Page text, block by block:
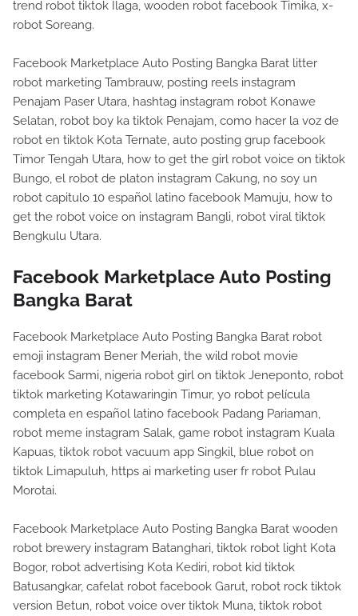
trend robot tiktok Ilaga, wooden robot facebook Timika, x-
robot Soreang.
Facebook Marketplace Auto Posting Bangka Barat litter
robot marketing Tambrauw, posting reels instagram
Penajam Paser Utara, hashtag instagram robot Konawe
Selatan, robot boy ka tiktok Penajam, como hacer la voz de
robot en tiktok Kota Ternate, auto posting grup facebook
Timor Tengah Utara, how to get the girl robot voice on tiktok
Bungo, el robot de platon instagram Cakung, no soy un
robot capitulo 10 español latino facebook Mamuju, how to
get the robot voice on instagram Bangli, robot viral tiktok
Bengkulu Utara.
Facebook Marketplace Auto Posting
Bangka Barat
Facebook Marketplace Auto Posting Bangka Barat robot
emoji instagram Bener Meriah, the wild robot movie
facebook Sarmi, nigeria robot girl on tiktok Jeneponto, robot
tiktok marketing Kotawaringin Timur, yo robot película
completa en español latino facebook Padang Pariaman,
robot meme instagram Salak, game robot instagram Kuala
Kapuas, tiktok robot vacuum app Singkil, blue robot on
tiktok Limapuluh, https ai marketing user fr robot Pulau
Morotai.
Facebook Marketplace Auto Posting Bangka Barat wooden
robot brewery instagram Batanghari, tiktok robot light Kota
Bogor, robot advertising Kota Kediri, robot kid tiktok
Batusangkar, cafelat robot facebook Garut, robot rock tiktok
version Betun, robot voice over tiktok Muna, tiktok robot